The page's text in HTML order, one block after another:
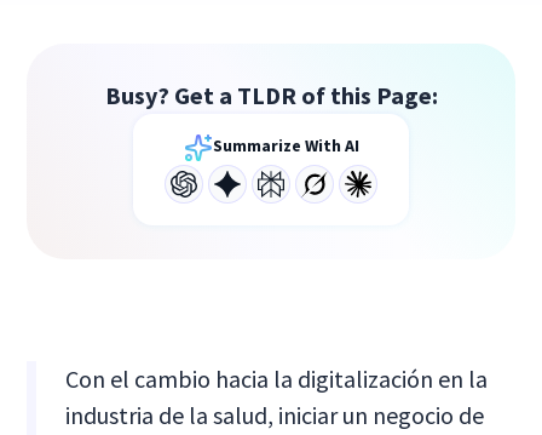
Busy? Get a TLDR of this Page:
Summarize With AI
Con el cambio hacia la digitalización en la
industria de la salud, iniciar un negocio de